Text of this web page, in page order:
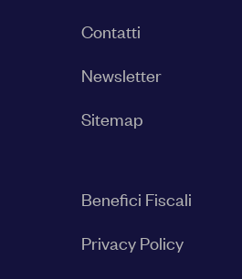
Contatti
Newsletter
Sitemap
Benefici Fiscali
Privacy Policy